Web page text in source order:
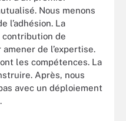
Nous menons
l’adhésion. La
de
de l’expertise.
les compétences. La
Après, nous
avec un déploiement